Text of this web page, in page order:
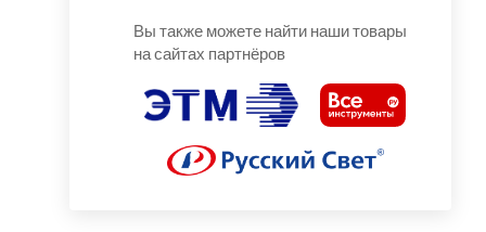
Вы также можете найти наши товары
на сайтах партнёров